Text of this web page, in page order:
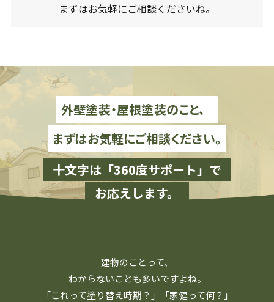
まずはお気軽にご相談くださいね。
外壁塗装・屋根塗装のこと、
まずはお気軽にご相談ください。
十文字は「360度サポート」で
お応えします。
建物のことって、
わからないことも多いですよね。
「これって塗り替え時期？」「家健って何？」